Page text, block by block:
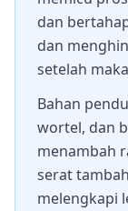
dan
dan
setelah
Bahan
wortel, dan
menambah
serat
melengkapi